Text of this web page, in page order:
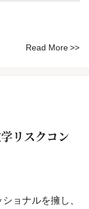
Read More
リスクコン
ョナルを擁し、